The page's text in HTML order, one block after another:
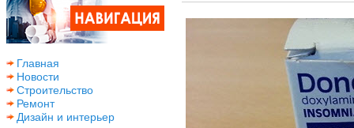
Главная
Новости
Строительство
Ремонт
Дизайн и интерьер